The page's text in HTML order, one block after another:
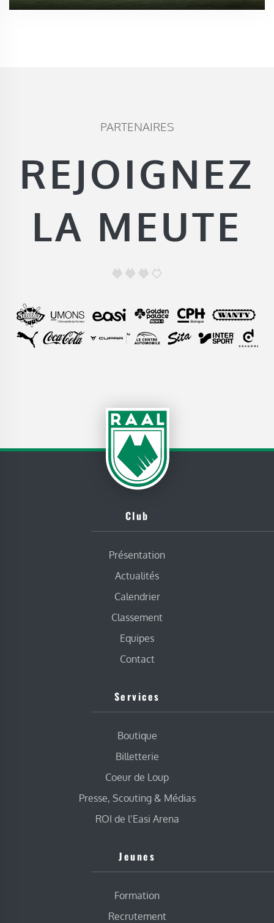
PARTENAIRES
REJOIGNEZ
LA MEUTE
Club
Présentation
Actualités
Calendrier
Classement
Equipes
Contact
Services
Boutique
Billetterie
Coeur de Loup
Presse, Scouting & Médias
ROI de l’Easi Arena
Jeunes
Formation
Recrutement